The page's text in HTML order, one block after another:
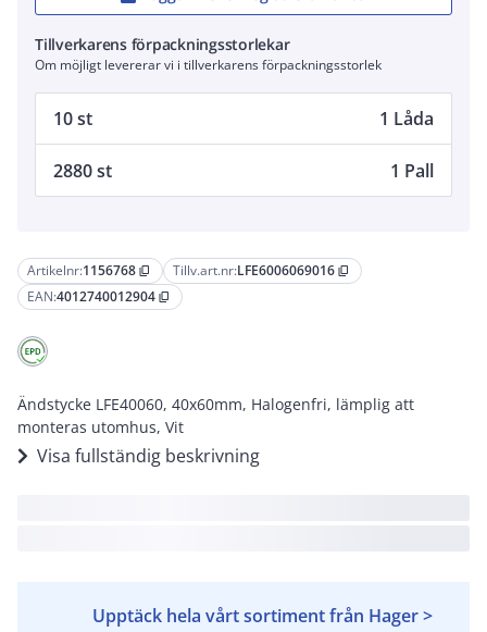
Artikelnr:1156768 content_copy Tillv.art.nr:LFE6006069016 content_copy
EAN:4012740012904 content_copy
Ändstycke LFE40060, 40x60mm, Halogenfri, lämplig att
monteras utomhus, Vit
Visa fullständig beskrivning
Upptäck hela vårt sortiment från Hager >
Tillverkarens förpackningsstorlekar
Om möjligt levererar vi i tillverkarens förpackningsstorlek
10 st 1 Låda
2880 st 1 Pall